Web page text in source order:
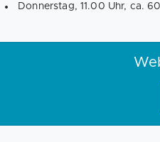
Donnerstag, 11.00 Uhr, ca.